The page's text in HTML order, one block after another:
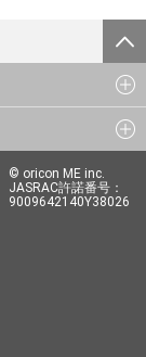
© oricon ME inc.
JASRAC許諾番号：
9009642140Y38026